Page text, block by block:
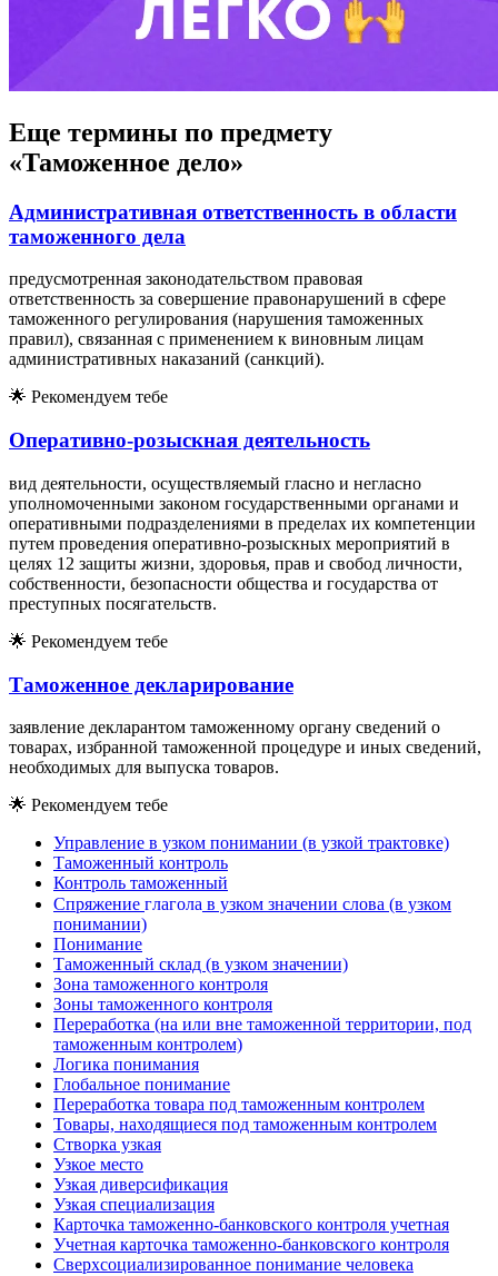
Еще термины по предмету
«Таможенное дело»
Административная ответственность в области
таможенного дела
предусмотренная законодательством правовая
ответственность за совершение правонарушений в сфере
таможенного регулирования (нарушения таможенных
правил), связанная с применением к виновным лицам
административных наказаний (санкций).
🌟 Рекомендуем тебе
Оперативно-розыскная деятельность
вид деятельности, осуществляемый гласно и негласно
уполномоченными законом государственными органами и
оперативными подразделениями в пределах их компетенции
путем проведения оперативно-розыскных мероприятий в
целях 12 защиты жизни, здоровья, прав и свобод личности,
собственности, безопасности общества и государства от
преступных посягательств.
🌟 Рекомендуем тебе
Таможенное декларирование
заявление декларантом таможенному органу сведений о
товарах, избранной таможенной процедуре и иных сведений,
необходимых для выпуска товаров.
🌟 Рекомендуем тебе
Управление в узком понимании (в узкой трактовке)
Таможенный контроль
Контроль таможенный
Спряжение глагола
глагола в узком значении слова (в узком
понимании)
Понимание
Таможенный склад (в узком значении)
Зона таможенного контроля
Зоны таможенного контроля
Переработка (на или вне таможенной территории, под
таможенным контролем)
Логика понимания
Глобальное понимание
Переработка товара под таможенным контролем
Товары, находящиеся под таможенным контролем
Створка узкая
Узкое место
Узкая диверсификация
Узкая специализация
Карточка таможенно-банковского контроля учетная
Учетная карточка таможенно-банковского контроля
Сверхсоциализированное понимание человека